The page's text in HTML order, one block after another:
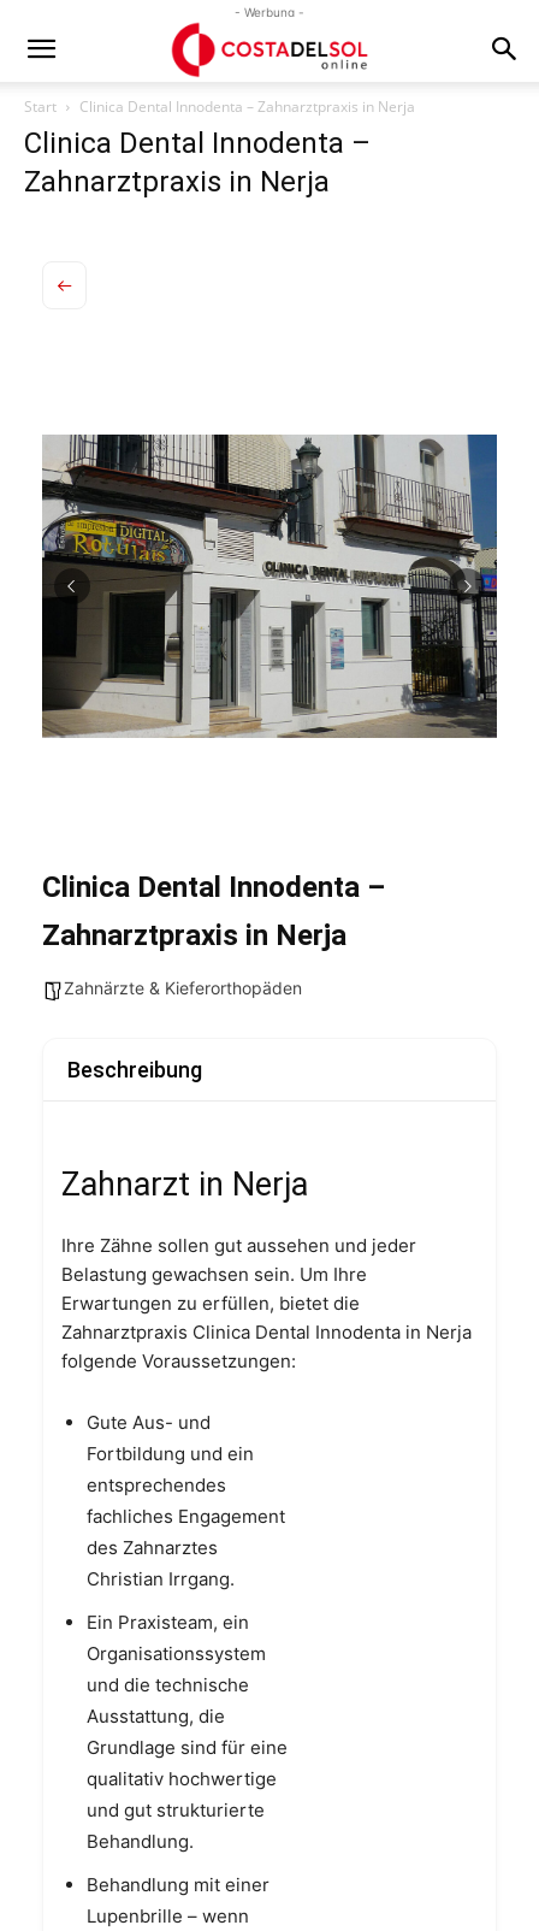
- Werbung -
Start Clinica Dental Innodenta – Zahnarztpraxis in Nerja
Clinica Dental Innodenta –
Zahnarztpraxis in Nerja
Clinica Dental Innodenta –
Zahnarztpraxis in Nerja
Zahnärzte & Kieferorthopäden
Beschreibung
Zahnarzt in Nerja
Ihre Zähne sollen gut aussehen und jeder
Belastung gewachsen sein. Um Ihre
Erwartungen zu erfüllen, bietet die
Zahnarztpraxis Clinica Dental Innodenta in Nerja
folgende Voraussetzungen:
Gute Aus- und
Fortbildung und ein
entsprechendes
fachliches Engagement
des Zahnarztes
Christian Irrgang.
Ein Praxisteam, ein
Organisationssystem
und die technische
Ausstattung, die
Grundlage sind für eine
qualitativ hochwertige
und gut strukturierte
Behandlung.
Behandlung mit einer
Lupenbrille – wenn